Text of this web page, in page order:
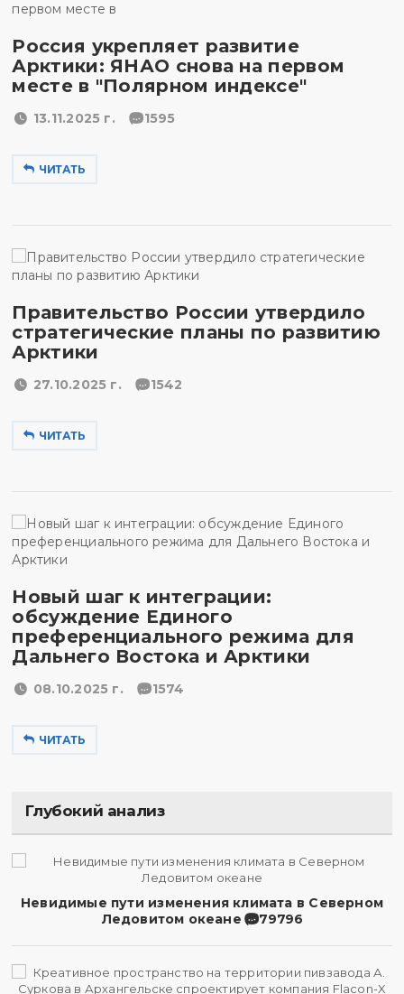
Россия укрепляет развитие
Арктики: ЯНАО снова на первом
месте в "Полярном индексе"
13.11.2025 г. 1595
ЧИТАТЬ
Правительство России утвердило
стратегические планы по развитию
Арктики
27.10.2025 г. 1542
ЧИТАТЬ
Новый шаг к интеграции:
обсуждение Единого
преференциального режима для
Дальнего Востока и Арктики
08.10.2025 г. 1574
ЧИТАТЬ
Глубокий анализ
Невидимые пути изменения климата в Северном
Ледовитом океане
79796